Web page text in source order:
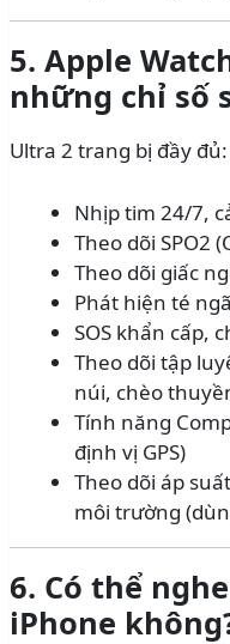
5. Apple
những chỉ số
Ultra 2 trang bị đầy đủ:
Nhịp tim 24/7,
Theo dõi SPO2
Theo dõi giấc
Phát hiện té ngã
SOS khẩn cấp,
Theo dõi tập
núi, chèo
Tính năng
định vị GPS)
Theo dõi áp
môi trường
6. Có thể
iPhone